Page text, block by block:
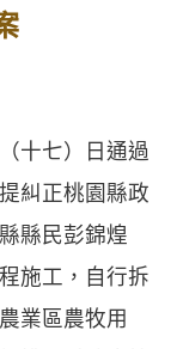
十七）日通過
糾正桃園縣政
縣民彭錦煌
施工，自行拆
業區農牧用